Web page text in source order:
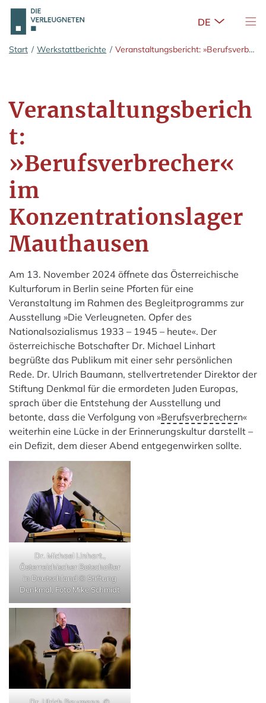
Zum Hauptinhalt springen
Start / Werkstattberichte / Veranstaltungsbericht: »Berufsverbrecher« im Konzentrationslager Mauthausen
Veranstaltungsberich
t:
»Berufsverbrecher«
im
Konzentrationslager
Mauthausen
Am 13. November 2024 öffnete das Österreichische
Kulturforum in Berlin seine Pforten für eine
Veranstaltung im Rahmen des Begleitprogramms zur
Ausstellung »Die Verleugneten. Opfer des
Nationalsozialismus 1933 – 1945 – heute«. Der
österreichische Botschafter Dr. Michael Linhart
begrüßte das Publikum mit einer sehr persönlichen
Rede. Dr. Ulrich Baumann, stellvertretender Direktor der
Stiftung Denkmal für die ermordeten Juden Europas,
sprach über die Entstehung der Ausstellung und
betonte, dass die Verfolgung von »Berufsverbrechern«
weiterhin eine Lücke in der Erinnerungskultur darstellt –
ein Defizit, dem dieser Abend entgegenwirken sollte.
Dr. Michael Linhart.,
Österreichischer Botschafter
in Deutschland © Stiftung
Denkmal, Foto Mike Schmidt